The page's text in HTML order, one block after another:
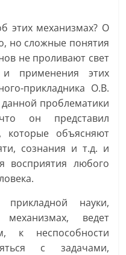
этих механизмах? О
но сложные понятия
не проливают свет
применения этих
прикладника О.В.
проблематики
он представил
которые объясняют
сознания и т.д. и
восприятия любого
науки,
ведет
к неспособности
с задачами,